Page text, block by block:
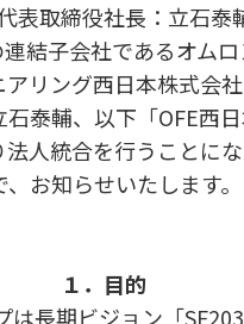
表取締役社長：立石泰
連結子会社であるオム
アリング西日本株式会
泰輔、以下「OFE西
人統合を行うことに
、お知らせいたします。
１．目的
は長期ビジョン「